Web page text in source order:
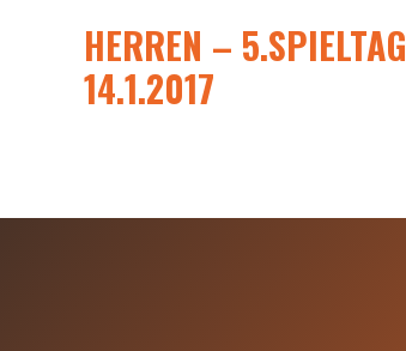
HERREN –
14.1.2017